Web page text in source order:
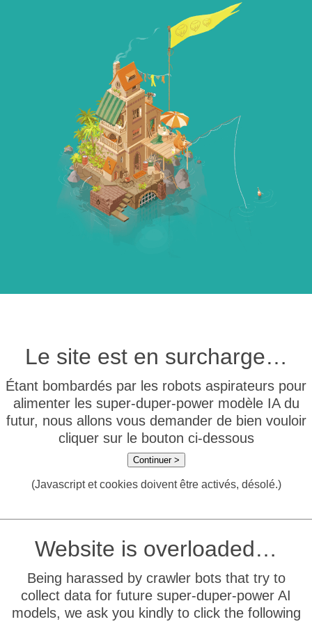
Le site est en surcharge…
Étant bombardés par les robots aspirateurs pour
alimenter les super-duper-power modèle IA du
futur, nous allons vous demander de bien vouloir
cliquer sur le bouton ci-dessous
Continuer >
(Javascript et cookies doivent être activés, désolé.)
Website is overloaded…
Being harassed by crawler bots that try to
collect data for future super-duper-power AI
models, we ask you kindly to click the following